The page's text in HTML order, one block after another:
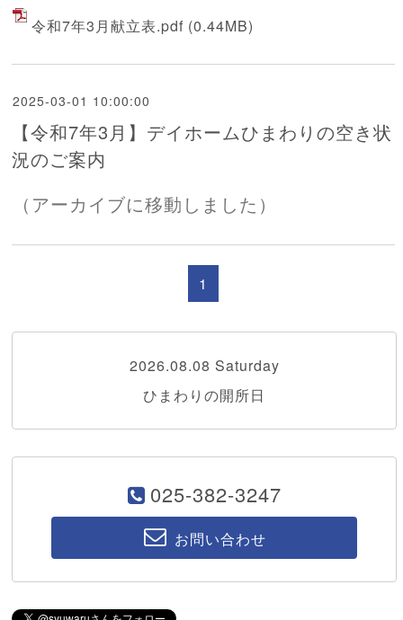
令和7年3月献立表.pdf (0.44MB)
2025-03-01 10:00:00
【令和7年3月】デイホームひまわりの空き状
況のご案内
（アーカイブに移動しました）
1
2026.08.08 Saturday
ひまわりの開所日
025-382-3247
お問い合わせ